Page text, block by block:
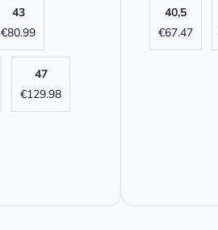
43
€80.99
47
€129.98
40,5
€67.47